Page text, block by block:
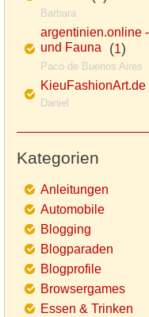
Barbara
argentinien.online
und Fauna (1)
Paco de Buenos Aires
Daniel
Kategorien
Anleitungen
Automobile
Blogging
Blogparaden
Blogprofile
Browsergames
Essen & Trinken